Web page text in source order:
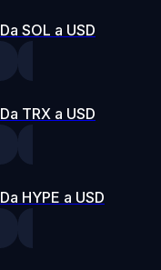
Da SOL a USD
Da TRX a USD
Da HYPE a USD